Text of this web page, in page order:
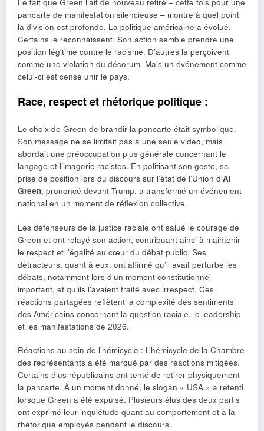
pancarte de manifestation silencieuse – montre à quel point
la division est profonde. La politique américaine a évolué.
Certains le reconnaissent. Son action semble prendre une
position légitime contre le racisme. D’autres la perçoivent
comme une violation du décorum. Mais un événement comme
celui-ci est censé unir le pays.
Race, respect et rhétorique politique :
Le choix de Green de brandir la pancarte était symbolique.
Son message ne se limitait pas à une seule vidéo, mais
abordait une préoccupation plus générale concernant le
langage et l’imagerie racistes. En politisant son geste, sa
prise de position lors du discours sur l’état de l’Union d’Al
Green, prononcé devant Trump, a transformé un événement
national en un moment de réflexion collective.
Les défenseurs de la justice raciale ont salué le courage de
Green et ont relayé son action, contribuant ainsi à maintenir
le respect et l’égalité au cœur du débat public. Ses
détracteurs, quant à eux, ont affirmé qu’il avait perturbé les
débats, notamment lors d’un moment constitutionnel
important, et qu’ils l’avaient traité avec irrespect. Ces
réactions partagées reflètent la complexité des sentiments
des Américains concernant la question raciale, le leadership
et les manifestations de 2026.
Réactions au sein de l’hémicycle : L’hémicycle de la Chambre
des représentants a été marqué par des réactions mitigées.
Certains élus républicains ont tenté de retirer physiquement
la pancarte. À un moment donné, le slogan « USA » a retenti
lorsque Green a été expulsé. Plusieurs élus des deux partis
ont exprimé leur inquiétude quant au comportement et à la
rhétorique employés pendant le discours.